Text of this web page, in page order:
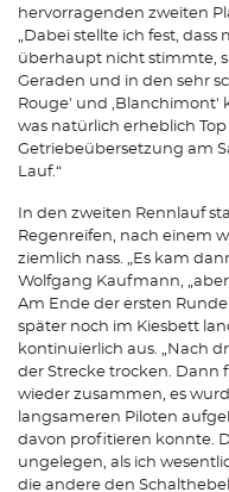
hervorragenden zweiten
„Dabei stellte ich fest,
überhaupt nicht stimmte,
Geraden und in den sehr
Rouge' und ,Blanchimont'
was natürlich erheblich
Getriebeübersetzung am
Lauf.“
In den zweiten Rennlauf
Regenreifen, nach einem
ziemlich nass. „Es kam
Wolfgang Kaufmann,
Am Ende der ersten
später noch im Kiesbett
kontinuierlich aus. „Nach
der Strecke trocken. Dann
wieder zusammen, es
langsameren Piloten
davon profitieren konnte.
ungelegen, als ich
die andere den